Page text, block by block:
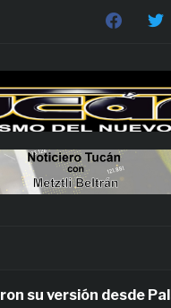
versión desde Palacio